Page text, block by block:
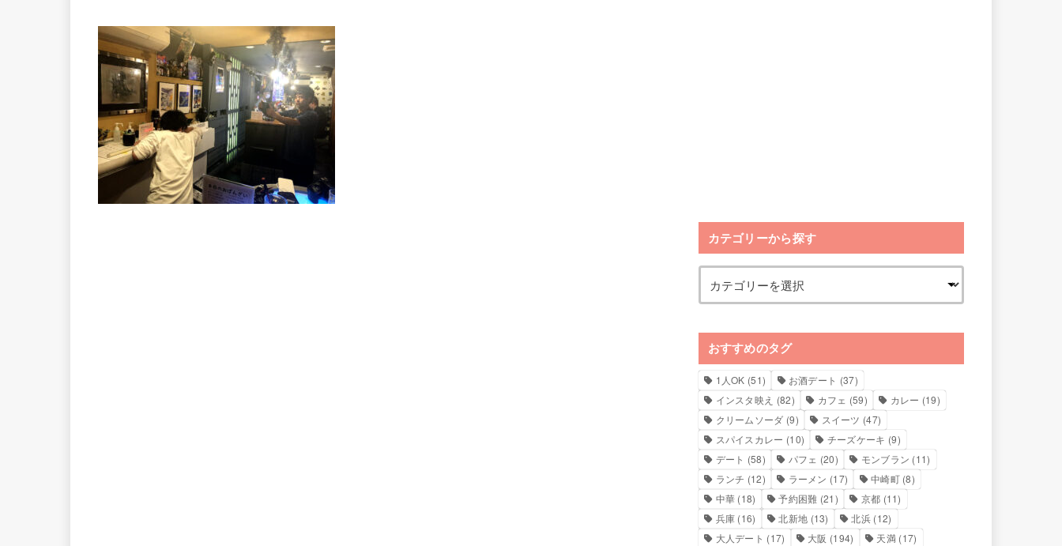
カテゴリーから探す
おすすめのタグ
1人OK (51) お酒デート (37)
インスタ映え (82) カフェ (59) カレー (19)
クリームソーダ (9) スイーツ (47)
スパイスカレー (10) チーズケーキ (9)
デート (58) パフェ (20) モンブラン (11)
ランチ (12) ラーメン (17) 中崎町(8)
中華 (18) 予約困難 (21) 京都 (11)
兵庫 (16) 北新地 (13) 北浜 (12)
大人デート (17) 大阪 (194) 天満(17)